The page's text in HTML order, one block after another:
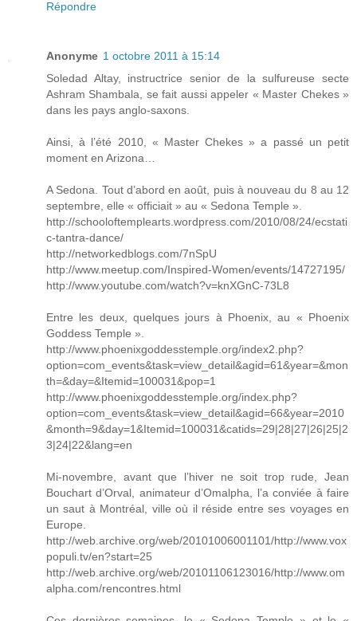
Répondre
Anonyme 1 octobre 2011 à 15:14
Soledad Altay, instructrice senior de la sulfureuse secte
Ashram Shambala, se fait aussi appeler « Master Chekes »
dans les pays anglo-saxons.
Ainsi, à l’été 2010, « Master Chekes » a passé un petit
moment en Arizona…
A Sedona. Tout d’abord en août, puis à nouveau du 8 au 12
septembre, elle « officiait » au « Sedona Temple ».
http://schooloftemplearts.wordpress.com/2010/08/24/ecstati
c-tantra-dance/
http://networkedblogs.com/7nSpU
http://www.meetup.com/Inspired-Women/events/14727195/
http://www.youtube.com/watch?v=knXGnC-73L8
Entre les deux, quelques jours à Phoenix, au « Phoenix
Goddess Temple ».
http://www.phoenixgoddesstemple.org/index2.php?
option=com_events&task=view_detail&agid=61&year=&mon
th=&day=&Itemid=100031&pop=1
http://www.phoenixgoddesstemple.org/index.php?
option=com_events&task=view_detail&agid=66&year=2010
&month=9&day=1&Itemid=100031&catids=29|28|27|26|25|2
3|24|22&lang=en
Mi-novembre, avant que l’hiver ne soit trop rude, Jean
Bouchart d’Orval, animateur d’Omalpha, l’a conviée à faire
un saut à Montréal, ville où il réside entre ses voyages en
Europe.
http://web.archive.org/web/20101006001101/http://www.vox
populi.tv/en?start=25
http://web.archive.org/web/20101106123016/http://www.om
alpha.com/rencontres.html